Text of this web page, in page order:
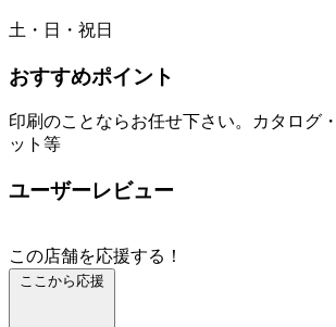
土・日・祝日
おすすめポイント
印刷のことならお任せ下さい。カタログ
ット等
ユーザーレビュー
この店舗を応援する！
ここから応援